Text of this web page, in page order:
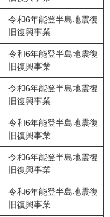
令和6年能登半島地震復
旧復興事業
令和6年能登半島地震復
旧復興事業
令和6年能登半島地震復
旧復興事業
令和6年能登半島地震復
旧復興事業
令和6年能登半島地震復
旧復興事業
令和6年能登半島地震復
旧復興事業